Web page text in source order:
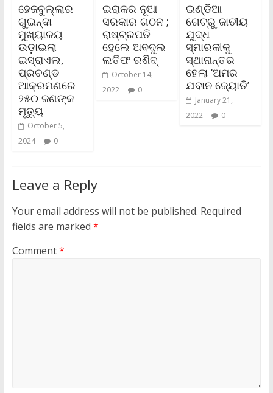
ହେଜବୁଲ୍ଲାର
ଗୁଇନ୍ଦା
ମୁଖ୍ୟାଳୟ
ଉଡ଼ାଇଲା
ଇସ୍ରାଏଲ,
ପ୍ରଚଣ୍ଡ
ଆକ୍ରମଣରେ
୨୫୦ ଜଣଙ୍କ
ମୃତ୍ୟୁ
October 5,
2024
0
ଇରାକର ନୂଆ
ସରକାର ଗଠନ ;
ରାଷ୍ଟ୍ରପତି
ହେଲେ ଅବଦୁଲ
ଲତିଫ ରଶିଦ୍
October 14,
2022
0
ଇଣ୍ଡିଆ
ଗେଟ୍‌ରୁ ଜାତୀୟ
ଯୁଦ୍ଧ
ସ୍ମାରକୀକୁ
ସ୍ଥାନାନ୍ତର
ହେଲା ‘ଅମର
ଯବାନ ଜ୍ୟୋତି’
January 21,
2022
0
Leave a Reply
Your email address will not be published. Required
fields are marked *
Comment*